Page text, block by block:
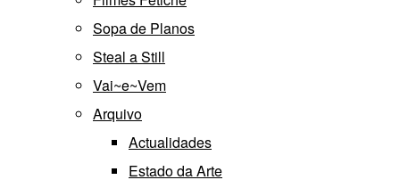
Sopa de Planos
Steal a Still
Vai~e~Vem
Arquivo
Actualidades
Estado da Arte